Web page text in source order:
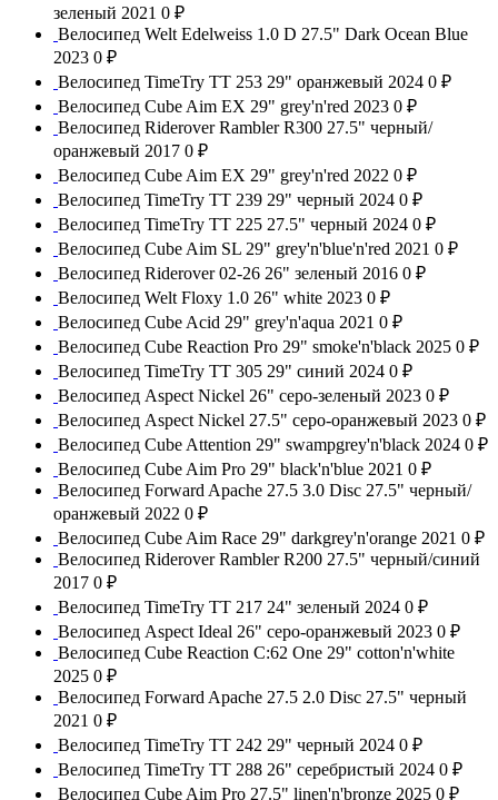
зеленый 2021 0 ₽
Велосипед Welt Edelweiss 1.0 D 27.5" Dark Ocean Blue
2023 0 ₽
Велосипед TimeTry TT 253 29" оранжевый 2024 0 ₽
Велосипед Cube Aim EX 29" grey'n'red 2023 0 ₽
Велосипед Riderover Rambler R300 27.5" черный/
оранжевый 2017 0 ₽
Велосипед Cube Aim EX 29" grey'n'red 2022 0 ₽
Велосипед TimeTry TT 239 29" черный 2024 0 ₽
Велосипед TimeTry TT 225 27.5" черный 2024 0 ₽
Велосипед Cube Aim SL 29" grey'n'blue'n'red 2021 0 ₽
Велосипед Riderover 02-26 26" зеленый 2016 0 ₽
Велосипед Welt Floxy 1.0 26" white 2023 0 ₽
Велосипед Cube Acid 29" grey'n'aqua 2021 0 ₽
Велосипед Cube Reaction Pro 29" smoke'n'black 2025 0 ₽
Велосипед TimeTry TT 305 29" синий 2024 0 ₽
Велосипед Aspect Nickel 26" серо-зеленый 2023 0 ₽
Велосипед Aspect Nickel 27.5" серо-оранжевый 2023 0 ₽
Велосипед Cube Attention 29" swampgrey'n'black 2024 0 ₽
Велосипед Cube Aim Pro 29" black'n'blue 2021 0 ₽
Велосипед Forward Apache 27.5 3.0 Disс 27.5" черный/
оранжевый 2022 0 ₽
Велосипед Cube Aim Race 29" darkgrey'n'orange 2021 0 ₽
Велосипед Riderover Rambler R200 27.5" черный/синий
2017 0 ₽
Велосипед TimeTry TT 217 24" зеленый 2024 0 ₽
Велосипед Aspect Ideal 26" серо-оранжевый 2023 0 ₽
Велосипед Cube Reaction C:62 One 29" cotton'n'white
2025 0 ₽
Велосипед Forward Apache 27.5 2.0 Disc 27.5" черный
2021 0 ₽
Велосипед TimeTry TT 242 29" черный 2024 0 ₽
Велосипед TimeTry ТТ 288 26" серебристый 2024 0 ₽
Велосипед Cube Aim Pro 27.5" linen'n'bronze 2025 0 ₽